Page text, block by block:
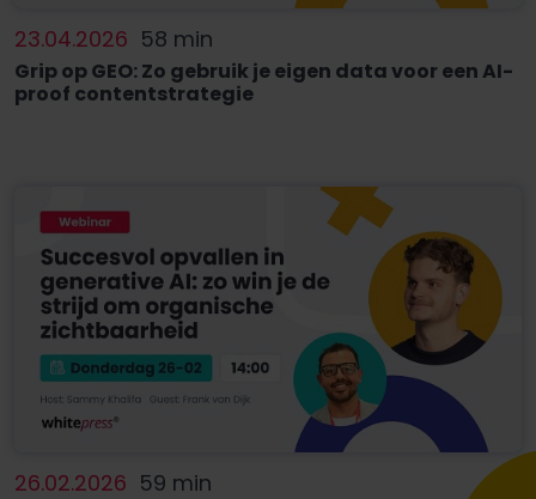
23.04.2026 58 min
Grip op GEO: Zo gebruik je eigen data voor een AI-
proof contentstrategie
26.02.2026 59 min